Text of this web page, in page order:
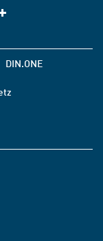
DIN.ONE